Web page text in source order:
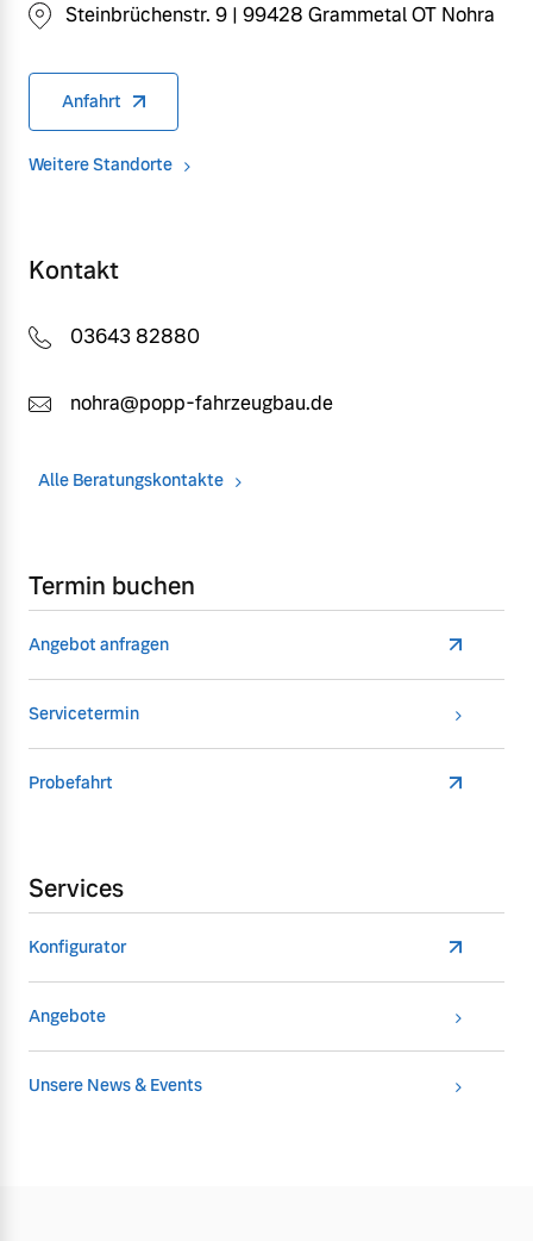
Steinbrüchenstr. 9 | 99428 Grammetal OT Nohra
Anfahrt
Weitere Standorte
Kontakt
03643 82880
nohra@popp-fahrzeugbau.de
Alle Beratungskontakte
Termin buchen
Angebot anfragen
Servicetermin
Probefahrt
Services
Konfigurator
Angebote
Unsere News & Events